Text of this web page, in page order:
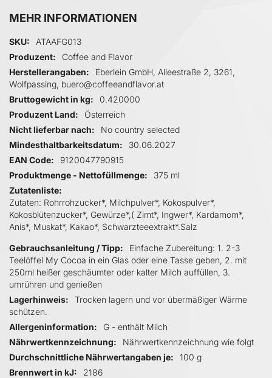
MEHR INFORMATIONEN
Mehr Informationen
SKU
ATAAFG013
Produzent
Coffee and Flavor
Herstellerangaben
Eberlein GmbH, Alleestraße 2, 3261,
Wolfpassing, buero@coffeeandflavor.at
Bruttogewicht in kg
0.420000
Produzent Land
Österreich
Nicht lieferbar nach
No country selected
Mindesthaltbarkeitsdatum
30.06.2027
EAN Code
9120047790915
Produktmenge - Nettofüllmenge
375 ml
Zutatenliste
Zutaten: Rohrrohzucker*, Milchpulver*, Kokospulver*,
Kokosblütenzucker*, Gewürze*,( Zimt*, Ingwer*, Kardamom*,
Anis*, Muskat*, Kakao*, Schwarzteeextrakt*.Salz
Gebrauchsanleitung / Tipp
Einfache Zubereitung: 1. 2-3
Teelöffel My Cocoa in ein Glas oder eine Tasse geben, 2. mit
250ml heißer geschäumter oder kalter Milch auffüllen, 3.
umrühren und genießen
Lagerhinweis
Trocken lagern und vor übermäßiger Wärme
schützen.
Allergeninformation
G - enthält Milch
Nährwertkennzeichnung
Nährwertkennzeichnung wie folgt
Durchschnittliche Nährwertangaben je
100 g
Brennwert in kJ
2186